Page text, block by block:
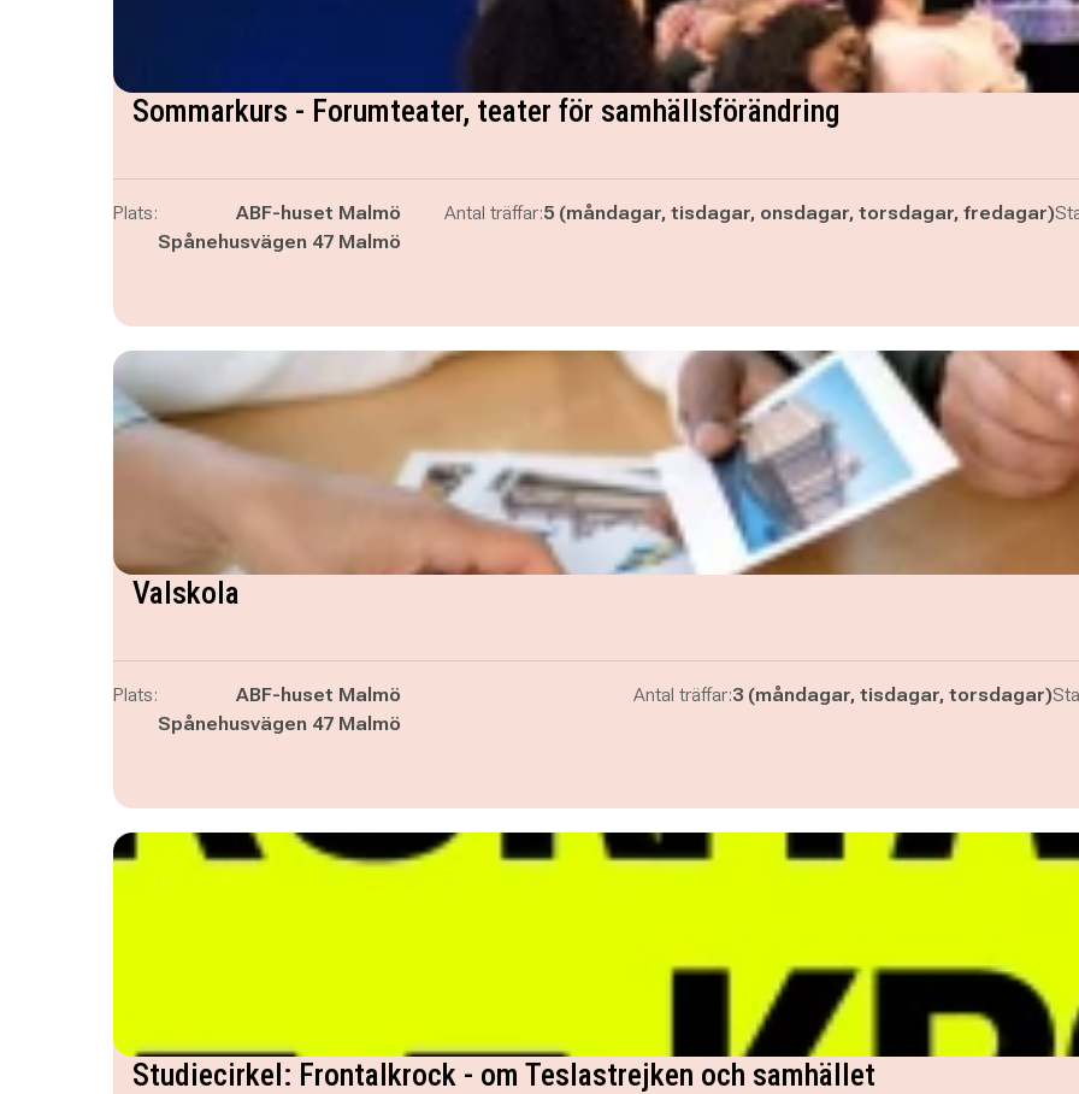
Sommarkurs - Forumteater, teater för samhällsförändring
Plats:
ABF-huset Malmö
Spånehusvägen 47 Malmö
Antal träffar:5 (måndagar, tisdagar, onsdagar, torsdagar, fredagar)
Valskola
Plats:
ABF-huset Malmö
Spånehusvägen 47 Malmö
Antal träffar:3 (måndagar, tisdagar, torsdagar)
Studiecirkel: Frontalkrock - om Teslastrejken och samhället